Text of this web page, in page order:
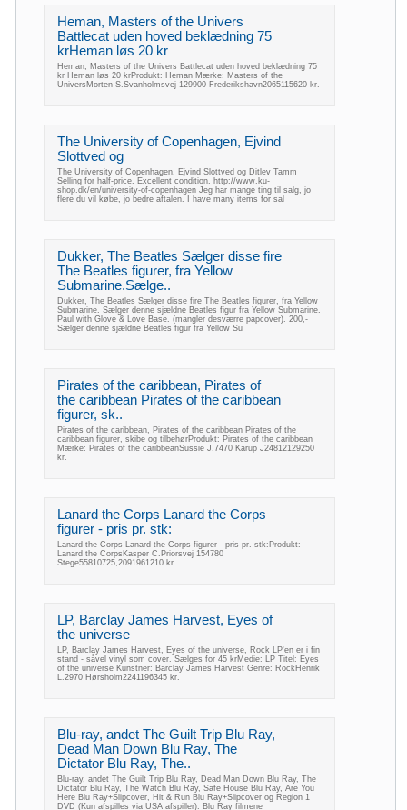
Heman, Masters of the Univers
Battlecat uden hoved beklædning 75
krHeman løs 20 kr
Heman, Masters of the Univers Battlecat uden hoved beklædning 75
kr Heman løs 20 krProdukt: Heman Mærke: Masters of the
UniversMorten S.Svanholmsvej 129900 Frederikshavn2065115620 kr.
The University of Copenhagen, Ejvind
Slottved og
The University of Copenhagen, Ejvind Slottved og Ditlev Tamm
Selling for half-price. Excellent condition. http://www.ku-
shop.dk/en/university-of-copenhagen Jeg har mange ting til salg, jo
flere du vil købe, jo bedre aftalen. I have many items for sal
Dukker, The Beatles Sælger disse fire
The Beatles figurer, fra Yellow
Submarine.Sælge..
Dukker, The Beatles Sælger disse fire The Beatles figurer, fra Yellow
Submarine. Sælger denne sjældne Beatles figur fra Yellow Submarine.
Paul with Glove & Love Base. (mangler desværre papcover). 200,-
Sælger denne sjældne Beatles figur fra Yellow Su
Pirates of the caribbean, Pirates of
the caribbean Pirates of the caribbean
figurer, sk..
Pirates of the caribbean, Pirates of the caribbean Pirates of the
caribbean figurer, skibe og tilbehørProdukt: Pirates of the caribbean
Mærke: Pirates of the caribbeanSussie J.7470 Karup J24812129250
kr.
Lanard the Corps Lanard the Corps
figurer - pris pr. stk:
Lanard the Corps Lanard the Corps figurer - pris pr. stk:Produkt:
Lanard the CorpsKasper C.Priorsvej 154780
Stege55810725,2091961210 kr.
LP, Barclay James Harvest, Eyes of
the universe
LP, Barclay James Harvest, Eyes of the universe, Rock LP'en er i fin
stand - såvel vinyl som cover. Sælges for 45 krMedie: LP Titel: Eyes
of the universe Kunstner: Barclay James Harvest Genre: RockHenrik
L.2970 Hørsholm2241196345 kr.
Blu-ray, andet The Guilt Trip Blu Ray,
Dead Man Down Blu Ray, The
Dictator Blu Ray, The..
Blu-ray, andet The Guilt Trip Blu Ray, Dead Man Down Blu Ray, The
Dictator Blu Ray, The Watch Blu Ray, Safe House Blu Ray, Are You
Here Blu Ray+Slipcover, Hit & Run Blu Ray+Slipcover og Region 1
DVD (Kun afspilles via USA afspiller). Blu Ray filmene